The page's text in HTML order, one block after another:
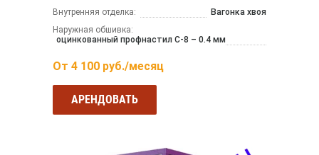
Внутренняя отделка:
Вагонка хвоя
Наружная обшивка:
оцинкованный профнастил С-8 – 0.4 мм
От 4 100 руб./месяц
АРЕНДОВАТЬ